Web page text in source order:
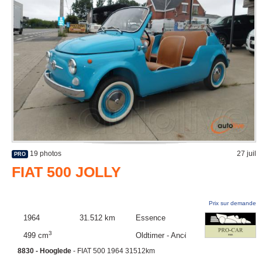
PRO 19 photos 27 juil
FIAT 500 JOLLY
Prix sur demande
1964 31.512 km
Essence
499 cm3 Oldtimer - Ancêtre
8830 - Hooglede - FIAT 500 1964 31512km